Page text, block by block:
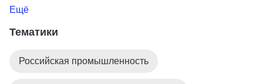
территории района.
Ещё
Тематики
Российская промышленность